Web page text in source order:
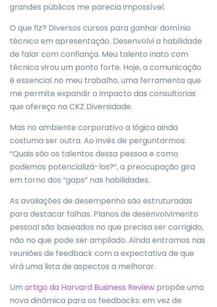
grandes públicos me parecia impossível.
O que fiz? Diversos cursos para ganhar domínio
técnico em apresentação. Desenvolvi a habilidade
de falar com confiança. Meu talento inato com
técnica virou um ponto forte. Hoje, a comunicação
é essencial no meu trabalho, uma ferramenta que
me permite expandir o impacto das consultorias
que ofereço na CKZ Diversidade.
Mas no ambiente corporativo a lógica ainda
costuma ser outra. Ao invés de perguntarmos:
“Quais são os talentos dessa pessoa e como
podemos potencializá-los?”, a preocupação gira
em torno dos “gaps” nas habilidades.
As avaliações de desempenho são estruturadas
para destacar falhas. Planos de desenvolvimento
pessoal são baseados no que precisa ser corrigido,
não no que pode ser ampliado. Ainda entramos nas
reuniões de feedback com a expectativa de que
virá uma lista de aspectos a melhorar.
Um artigo da Harvard Business Review propõe uma
nova dinâmica para os feedbacks: em vez de